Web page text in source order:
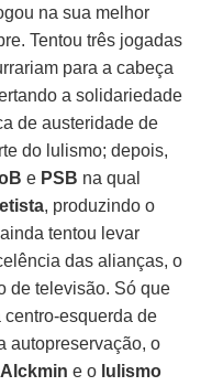
na sua melhor
Tentou três jogadas
para a cabeça
a solidariedade
de austeridade de
do lulismo; depois,
e PSB na qual
, produzindo o
tentou levar
das alianças, o
de televisão. Só que
centro-esquerda de
autopreservação, o
Alckmin e o lulismo